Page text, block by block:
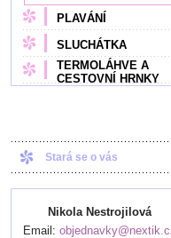
PLAVÁNÍ
SLUCHÁTKA
TERMOLÁHVE A
CESTOVNÍ HRNKY
Stará se o vás
Nikola Nestrojilová
Email: